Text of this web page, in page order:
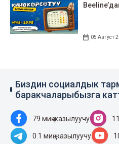
05 Август
Биздин социалдык
баракчаларыбызга
79 миң жазылуучу
0.1 миң жазылуучу